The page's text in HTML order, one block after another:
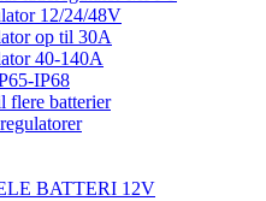
12/24/48V
op til 30A
40-140A
IP68
flere batterier
BATTERI 12V